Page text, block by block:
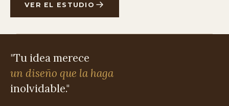
VER EL ESTUDIO
"Tu idea merece
un diseño que la haga
inolvidable."